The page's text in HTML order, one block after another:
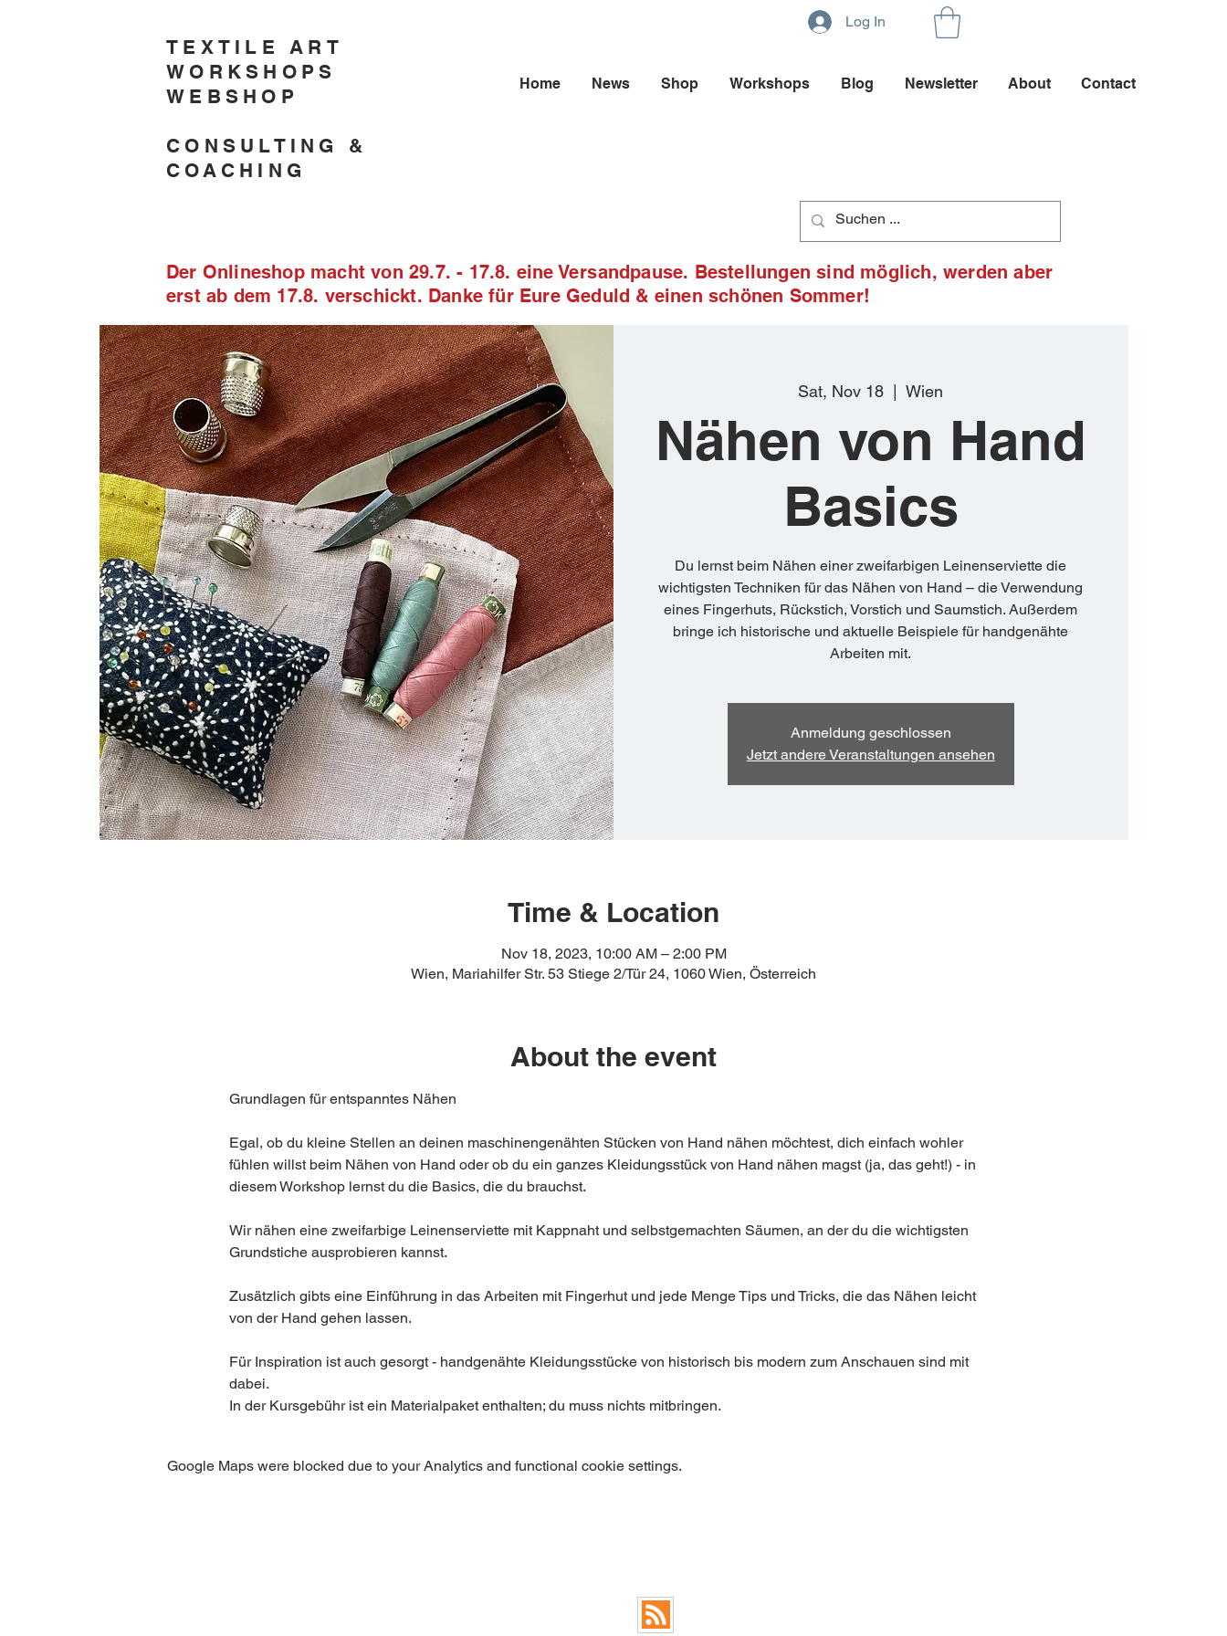
TEXTILE ART
WORKSHOPS
WEBSHOP
CONSULTING &
COACHING
Log In
Home News Shop Workshops Blog Newsletter About Contact
Der Onlineshop macht von 29.7. - 17.8. eine Versandpause. Bestellungen sind möglich, werden aber
erst ab dem 17.8. verschickt. Danke für Eure Geduld & einen schönen Sommer!
Sat, Nov 18
  |
Wien
Nähen von Hand
Basics
Du lernst beim Nähen einer zweifarbigen Leinenserviette die
wichtigsten Techniken für das Nähen von Hand – die Verwendung
eines Fingerhuts, Rückstich, Vorstich und Saumstich. Außerdem
bringe ich historische und aktuelle Beispiele für handgenähte
Arbeiten mit.
Anmeldung geschlossen
Jetzt andere Veranstaltungen ansehen
Time & Location
Nov 18, 2023, 10:00 AM – 2:00 PM
Wien, Mariahilfer Str. 53 Stiege 2/Tür 24, 1060 Wien, Österreich
About the event
Egal, ob du kleine Stellen an deinen maschinengenähten Stücken von Hand nähen möchtest, dich einfach wohler
fühlen willst beim Nähen von Hand oder ob du ein ganzes Kleidungsstück von Hand nähen magst (ja, das geht!) - in
diesem Workshop lernst du die Basics, die du brauchst.
Wir nähen eine zweifarbige Leinenserviette mit Kappnaht und selbstgemachten Säumen, an der du die wichtigsten
Grundstiche ausprobieren kannst.
Zusätzlich gibts eine Einführung in das Arbeiten mit Fingerhut und jede Menge Tips und Tricks, die das Nähen leicht
von der Hand gehen lassen.
Für Inspiration ist auch gesorgt - handgenähte Kleidungsstücke von historisch bis modern zum Anschauen sind mit
dabei.
In der Kursgebühr ist ein Materialpaket enthalten; du muss nichts mitbringen.
Google Maps were blocked due to your Analytics and functional cookie settings.